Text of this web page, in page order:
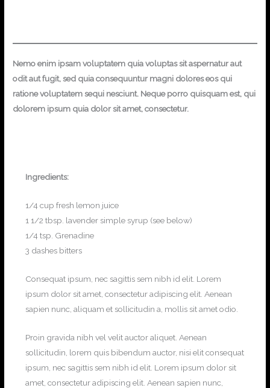
Nemo enim ipsam voluptatem quia voluptas sit aspernatur aut
odit aut fugit, sed quia consequuntur magni dolores eos qui
ratione voluptatem sequi nesciunt. Neque porro quisquam est, qui
dolorem ipsum quia dolor sit amet, consectetur.
Ingredients:
1/4 cup fresh lemon juice
1 1/2 tbsp. lavender simple syrup (see below)
1/4 tsp. Grenadine
3 dashes bitters
Consequat ipsum, nec sagittis sem nibh id elit. Lorem
ipsum dolor sit amet, consectetur adipiscing elit. Aenean
sapien nunc, aliquam et sollicitudin a, mollis sit amet odio.
Proin gravida nibh vel velit auctor aliquet. Aenean
sollicitudin, lorem quis bibendum auctor, nisi elit consequat
ipsum, nec sagittis sem nibh id elit. Lorem ipsum dolor sit
amet, consectetur adipiscing elit. Aenean sapien nunc,